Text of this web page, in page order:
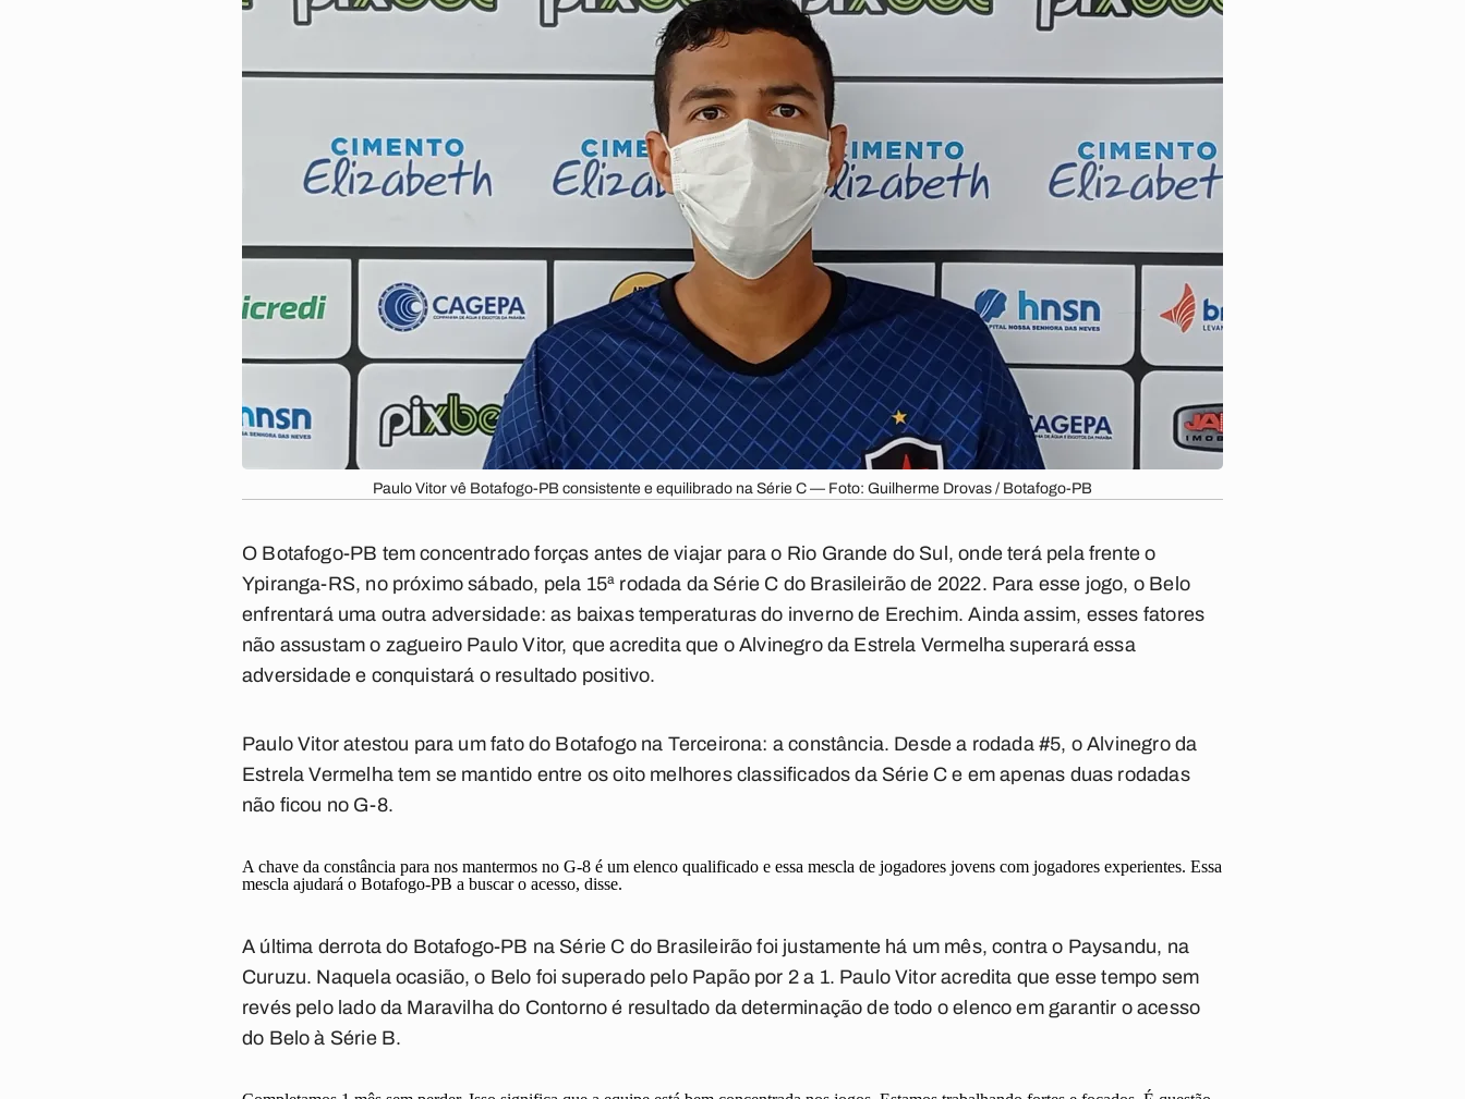
Paulo Vitor vê Botafogo-PB consistente e equilibrado na Série C — Foto: Guilherme Drovas / Botafogo-PB
O Botafogo-PB tem concentrado forças antes de viajar para o Rio Grande do Sul, onde terá pela frente o
Ypiranga-RS, no próximo sábado, pela 15ª rodada da Série C do Brasileirão de 2022. Para esse jogo, o Belo
enfrentará uma outra adversidade: as baixas temperaturas do inverno de Erechim. Ainda assim, esses fatores
não assustam o zagueiro Paulo Vitor, que acredita que o Alvinegro da Estrela Vermelha superará essa
adversidade e conquistará o resultado positivo.
Paulo Vitor atestou para um fato do Botafogo na Terceirona: a constância. Desde a rodada #5, o Alvinegro da
Estrela Vermelha tem se mantido entre os oito melhores classificados da Série C e em apenas duas rodadas
não ficou no G-8.
A chave da constância para nos mantermos no G-8 é um elenco qualificado e essa mescla de jogadores jovens com jogadores experientes. Essa
mescla ajudará o Botafogo-PB a buscar o acesso, disse.
A última derrota do Botafogo-PB na Série C do Brasileirão foi justamente há um mês, contra o Paysandu, na
Curuzu. Naquela ocasião, o Belo foi superado pelo Papão por 2 a 1. Paulo Vitor acredita que esse tempo sem
revés pelo lado da Maravilha do Contorno é resultado da determinação de todo o elenco em garantir o acesso
do Belo à Série B.